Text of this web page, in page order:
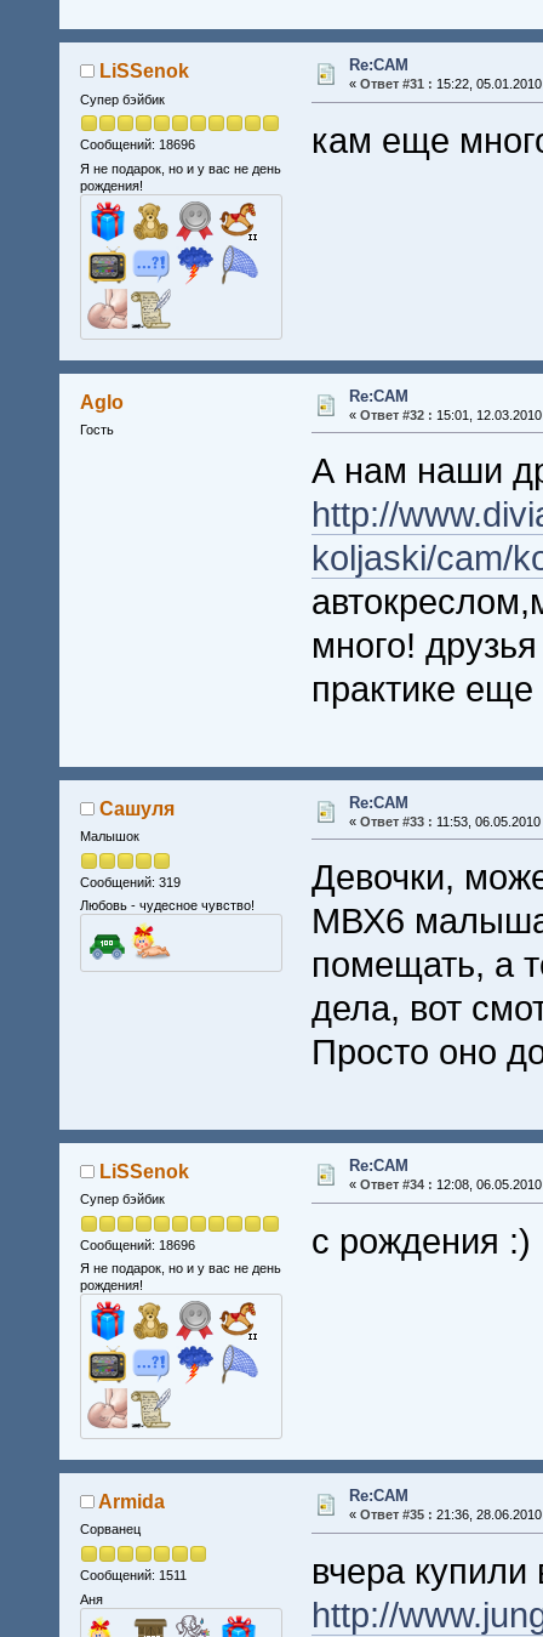
LiSSenok
Супер бэйбик
Сообщений: 18696
Я не подарок, но и у вас не день
рождения!
Re:CAM
« Ответ #31 : 15:22,
кам еще
Aglo
Гость
Re:CAM
« Ответ #32 : 15:01,
А нам наши
http://
koljaski/cam/
много!
практике
Сашуля
Малышок
Сообщений: 319
Любовь - чудесное чувство!
Re:CAM
« Ответ #33 : 11:53, 06.05.2010
Девочки,
МВХ6 малыша
помещать, а
дела, вот
Просто оно
LiSSenok
Супер бэйбик
Сообщений: 18696
Я не подарок, но и у вас не день
рождения!
Re:CAM
« Ответ #34 : 12:08,
с рождения :)
Armida
Сорванец
Сообщений: 1511
Аня
Re:CAM
« Ответ #35 : 21:36,
вчера купили
http://